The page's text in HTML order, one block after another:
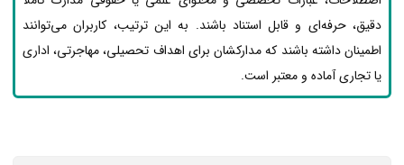
دقیق، حرفه‌ای و قابل استناد باشند. به این ترتیب، کاربران می‌توانند
اطمینان داشته باشند که مدارکشان برای اهداف تحصیلی، مهاجرتی، اداری
یا تجاری آماده و معتبر است.